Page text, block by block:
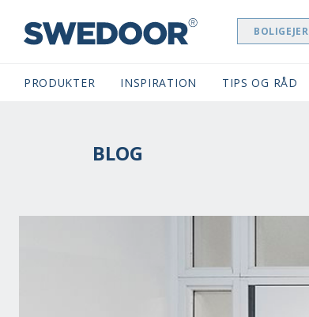
SWEDOOR NAVIGATION BOLIGEJER
PRODUKTER INSPIRATION TIPS OG RÅD
BLOG